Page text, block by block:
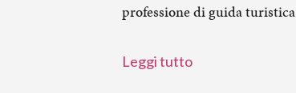
professione di guida turistica
Leggi tutto